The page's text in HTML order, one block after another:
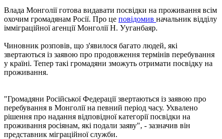
Влада Монголії готова видавати посвідки на проживання всім
охочим громадянам Росії. Про це повідомив начальник відділу
імміграційної агенції Монголії Н. Ууганбаяр.
Чиновник розповів, що з'явилося багато людей, які
звертаються із заявою про продовження термінів перебування
у країні. Тепер такі громадяни зможуть отримати посвідку на
проживання.
"Громадяни Російської Федерації звертаються із заявою про
перебування в Монголії на певний період часу. Ухвалено
рішення про надання відповідної категорії посвідки на
проживання росіянам, які подали заяву", - зазначив він
представник міграційної служби.